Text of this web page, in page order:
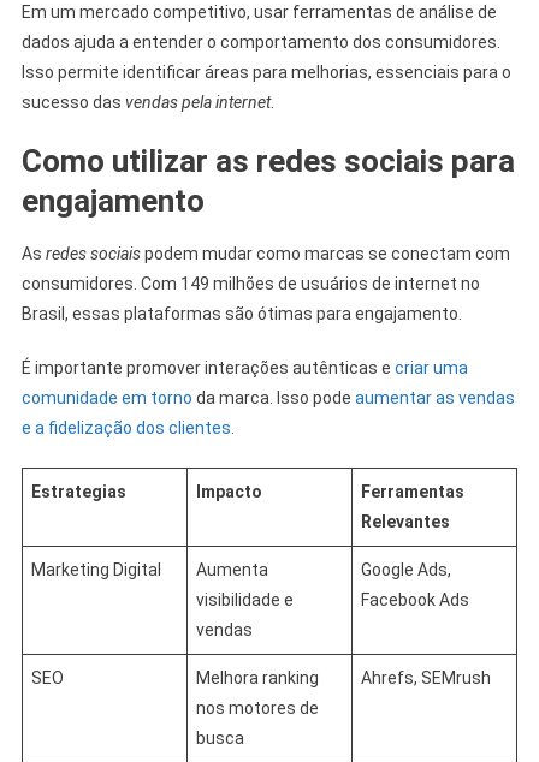
Em um mercado competitivo, usar ferramentas de análise de
dados ajuda a entender o comportamento dos consumidores.
Isso permite identificar áreas para melhorias, essenciais para o
sucesso das vendas pela internet.
Como utilizar as redes sociais para
engajamento
As redes sociaispodem mudar como marcas se conectam com
consumidores. Com 149 milhões de usuários de internet no
Brasil, essas plataformas são ótimas para engajamento.
É importante promover interações autênticas e criar uma
comunidade em torno da marca. Isso pode aumentar as vendas
e a fidelização dos clientes.
Estrategias Impacto
Ferramentas
Relevantes
Marketing Digital
Aumenta
visibilidade e
vendas
Google Ads,
Facebook Ads
SEO
Melhora ranking
nos motores de
busca
Ahrefs, SEMrush